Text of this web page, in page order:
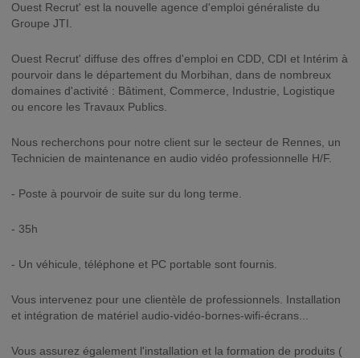
Ouest Recrut' est la nouvelle agence d'emploi généraliste du
Groupe JTI.
Ouest Recrut' diffuse des offres d'emploi en CDD, CDI et Intérim à
pourvoir dans le département du Morbihan, dans de nombreux
domaines d'activité : Bâtiment, Commerce, Industrie, Logistique
ou encore les Travaux Publics.
Nous recherchons pour notre client sur le secteur de Rennes, un
Technicien de maintenance en audio vidéo professionnelle H/F.
- Poste à pourvoir de suite sur du long terme.
- 35h
- Un véhicule, téléphone et PC portable sont fournis.
Vous intervenez pour une clientèle de professionnels. Installation
et intégration de matériel audio-vidéo-bornes-wifi-écrans...
Vous assurez également l'installation et la formation de produits (